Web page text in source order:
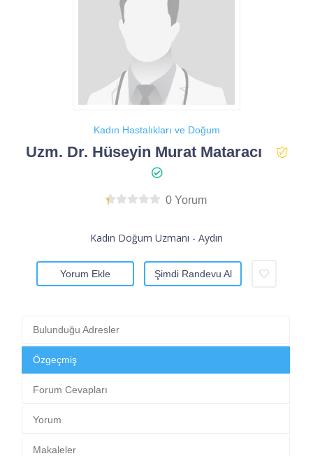
Kadın Hastalıkları ve Doğum
Uzm. Dr. Hüseyin Murat Mataracı
0 Yorum
Kadın Doğum Uzmanı - Aydın
Yorum Ekle Şimdi Randevu Al
Bulunduğu Adresler
Özgeçmiş
Forum Cevapları
Yorum
Makaleler